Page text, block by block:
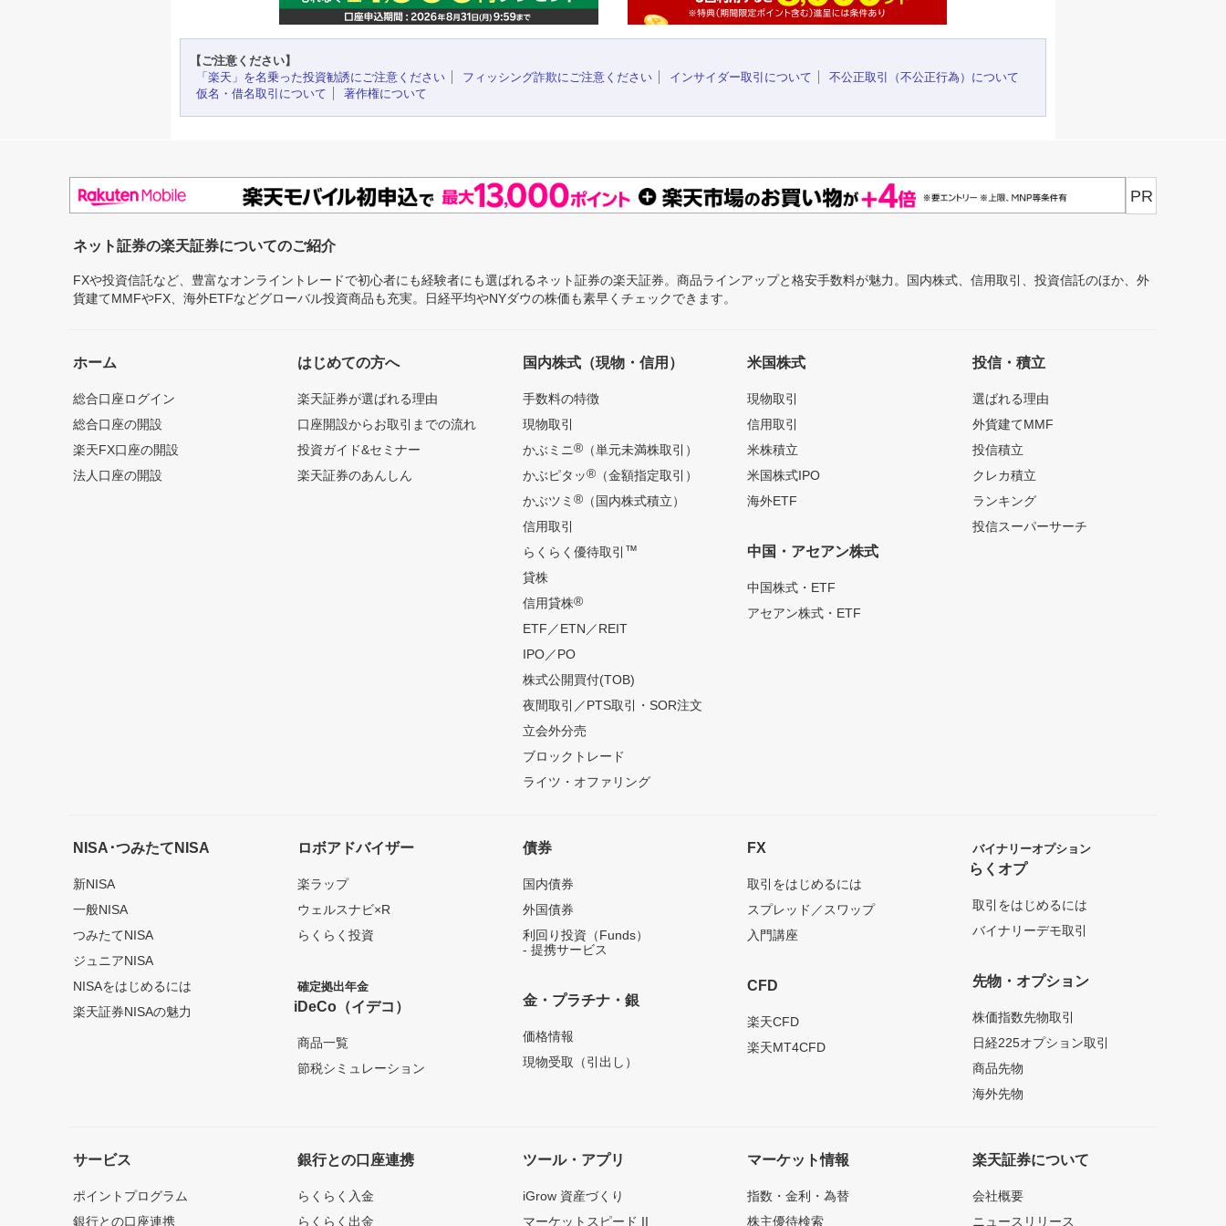
【ご注意ください】
「楽天」を名乗った投資勧誘にご注意ください
フィッシング詐欺にご注意ください インサイダー取引について
不公正取引（不公正行為）について
仮名・借名取引について
著作権について
PR
ネット証券の楽天証券についてのご紹介
FXや投資信託など、豊富なオンライントレードで初心者にも経験者にも選ばれるネット証券の楽天証券。商品ラインアップと格安手数料が魅力。国内株式、信用取引、投資信託のほか、外
貨建てMMFやFX、海外ETFなどグローバル投資商品も充実。日経平均やNYダウの株価も素早くチェックできます。
ホーム
総合口座ログイン
総合口座の開設
楽天FX口座の開設
法人口座の開設
はじめての方へ
楽天証券が選ばれる理由
口座開設からお取引までの流れ
投資ガイド&セミナー
楽天証券のあんしん
国内株式（現物・信用）
手数料の特徴
現物取引
かぶミニ®（単元未満株取引）
かぶピタッ®（金額指定取引）
かぶツミ ®（国内株式積立）
信用取引
らくらく優待取引 ™
貸株
信用貸株®
ETF／ETN／REIT
IPO／PO
株式公開買付(TOB)
夜間取引／PTS取引・SOR注文
立会外分売
ブロックトレード
ライツ・オファリング
米国株式
現物取引
信用取引
米株積立
米国株式IPO
海外ETF
中国・アセアン株式
中国株式・ETF
アセアン株式・ETF
投信・積立
選ばれる理由
外貨建てMMF
投信積立
クレカ積立
ランキング
投信スーパーサーチ
NISA･つみたてNISA
新NISA
一般NISA
つみたてNISA
ジュニアNISA
NISAをはじめるには
楽天証券NISAの魅力
ロボアドバイザー
楽ラップ
ウェルスナビ×R
らくらく投資
確定拠出年金
iDeCo（イデコ）
商品一覧
節税シミュレーション
債券
国内債券
外国債券
利回り投資（Funds）
- 提携サービス
金・プラチナ・銀
価格情報
現物受取（引出し）
FX
取引をはじめるには
スプレッド／スワップ
入門講座
CFD
楽天CFD
楽天MT4CFD
バイナリーオプション
らくオプ
取引をはじめるには
バイナリーデモ取引
先物・オプション
株価指数先物取引
日経225オプション取引
商品先物
海外先物
サービス
ポイントプログラム
銀行との口座連携
銀行との口座連携
らくらく入金
らくらく出金
ツール・アプリ
iGrow 資産づくり
マーケットスピード II
マーケット情報
指数・金利・為替
株主優待検索
楽天証券について
会社概要
ニュースリリース